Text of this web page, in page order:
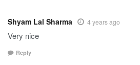
Shyam Lal Sharma 4 years ago
Very nice
Reply